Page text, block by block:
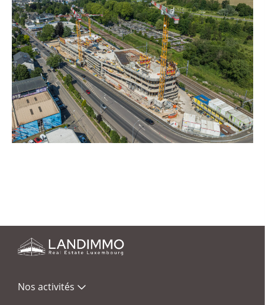
Nos activités